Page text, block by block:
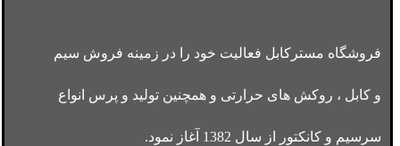
فروشگاه مسترکابل فعالیت خود را در زمینه فروش سیم
و کابل ، روکش های حرارتی و همچنین تولید و پرس انواع
سرسیم و کانکتور از سال 1382 آغاز نمود.